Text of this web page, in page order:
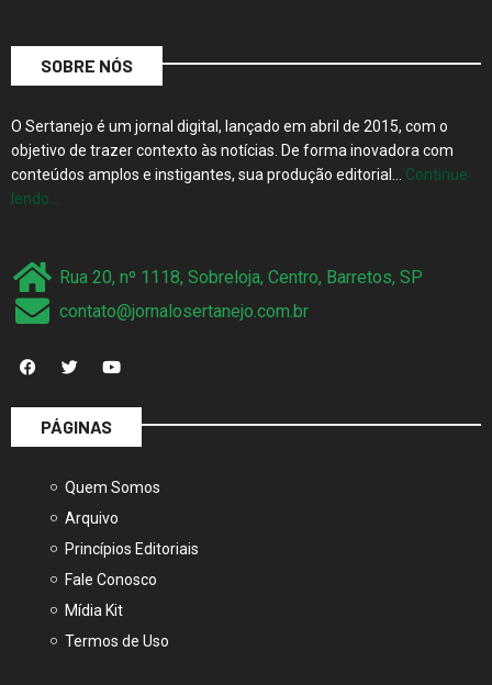
SOBRE NÓS
O Sertanejo é um jornal digital, lançado em abril de 2015, com o
objetivo de trazer contexto às notícias. De forma inovadora com
conteúdos amplos e instigantes, sua produção editorial… Continue
lendo…
Rua 20, nº 1118, Sobreloja, Centro, Barretos, SP
contato@jornalosertanejo.com.br
PÁGINAS
Quem Somos
Arquivo
Princípios Editoriais
Fale Conosco
Mídia Kit
Termos de Uso